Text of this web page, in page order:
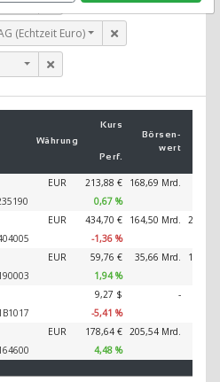
(Echtzeit Euro)
Währung
Kurs
Börsen­
wert
Perf.
EUR 213,88 € 168,69 Mrd.
0,67 %
EUR 434,70 € 164,50 Mrd.
-1,36 %
EUR 59,76 € 35,66 Mrd.
1,94 %
9,27 $ -
-5,41 %
EUR 178,64 € 205,54 Mrd.
4,48 %